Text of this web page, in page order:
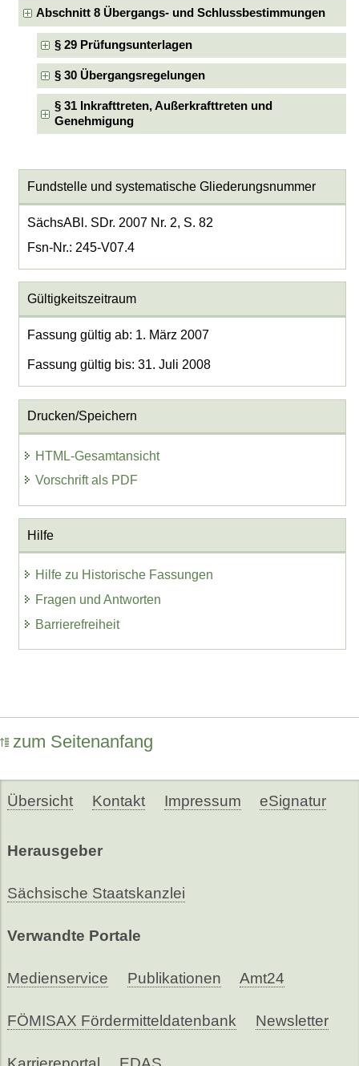
Abschnitt 8 Übergangs- und Schlussbestimmungen
§ 29 Prüfungsunterlagen
§ 30 Übergangsregelungen
§ 31 Inkrafttreten, Außerkrafttreten und
Genehmigung
Fundstelle und systematische Gliederungsnummer
SächsABl. SDr. 2007 Nr. 2, S. 82
Fsn-Nr.: 245-V07.4
Gültigkeitszeitraum
Fassung gültig ab: 1. März 2007
Fassung gültig bis: 31. Juli 2008
Drucken/Speichern
HTML-Gesamtansicht
Vorschrift als PDF
Hilfe
Hilfe zu Historische Fassungen
Fragen und Antworten
Barrierefreiheit
zum Seitenanfang
Übersicht Kontakt Impressum eSignatur
Herausgeber
Sächsische Staatskanzlei
Verwandte Portale
Medienservice Publikationen Amt24
FÖMISAX Fördermitteldatenbank Newsletter